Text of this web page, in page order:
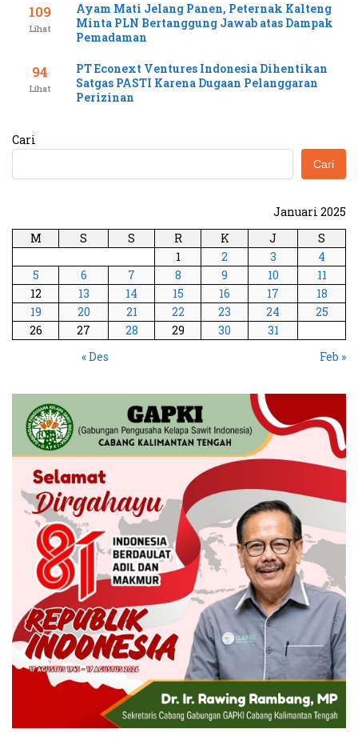
109
Lihat
Ayam Mati Jelang Panen, Peternak Kalteng
Minta PLN Bertanggung Jawab atas Dampak
Pemadaman
94
Lihat
PT Econext Ventures Indonesia Dihentikan
Satgas PASTI Karena Dugaan Pelanggaran
Perizinan
Cari
Cari
Januari 2025
M
S S R K J
S
1
2 3
4
5
6 7 8 9 10
11
12
13 14 15 16 17
18
19
20 21 22 23 24
25
26
27 28 29 30
31
« Des
Feb »